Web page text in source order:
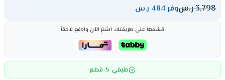
3,798ر.سوفر 484 ر.س
قسّمها على طريقتك، اشترِ الآن وادفع لاحقاً
متبقي 5 قطع